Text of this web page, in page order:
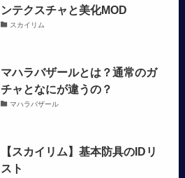
ンテクスチャと美化MOD
スカイリム
マハラバザールとは？通常のガ
チャとなにが違うの？
マハラバザール
【スカイリム】基本防具のIDリ
スト